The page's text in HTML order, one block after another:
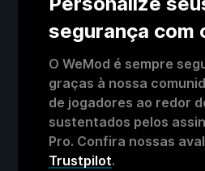
segurança com
O WeMod é sempre
graças à nossa
de jogadores ao redor
sustentados pelos
Pro. Confira nossas
Trustpilot.